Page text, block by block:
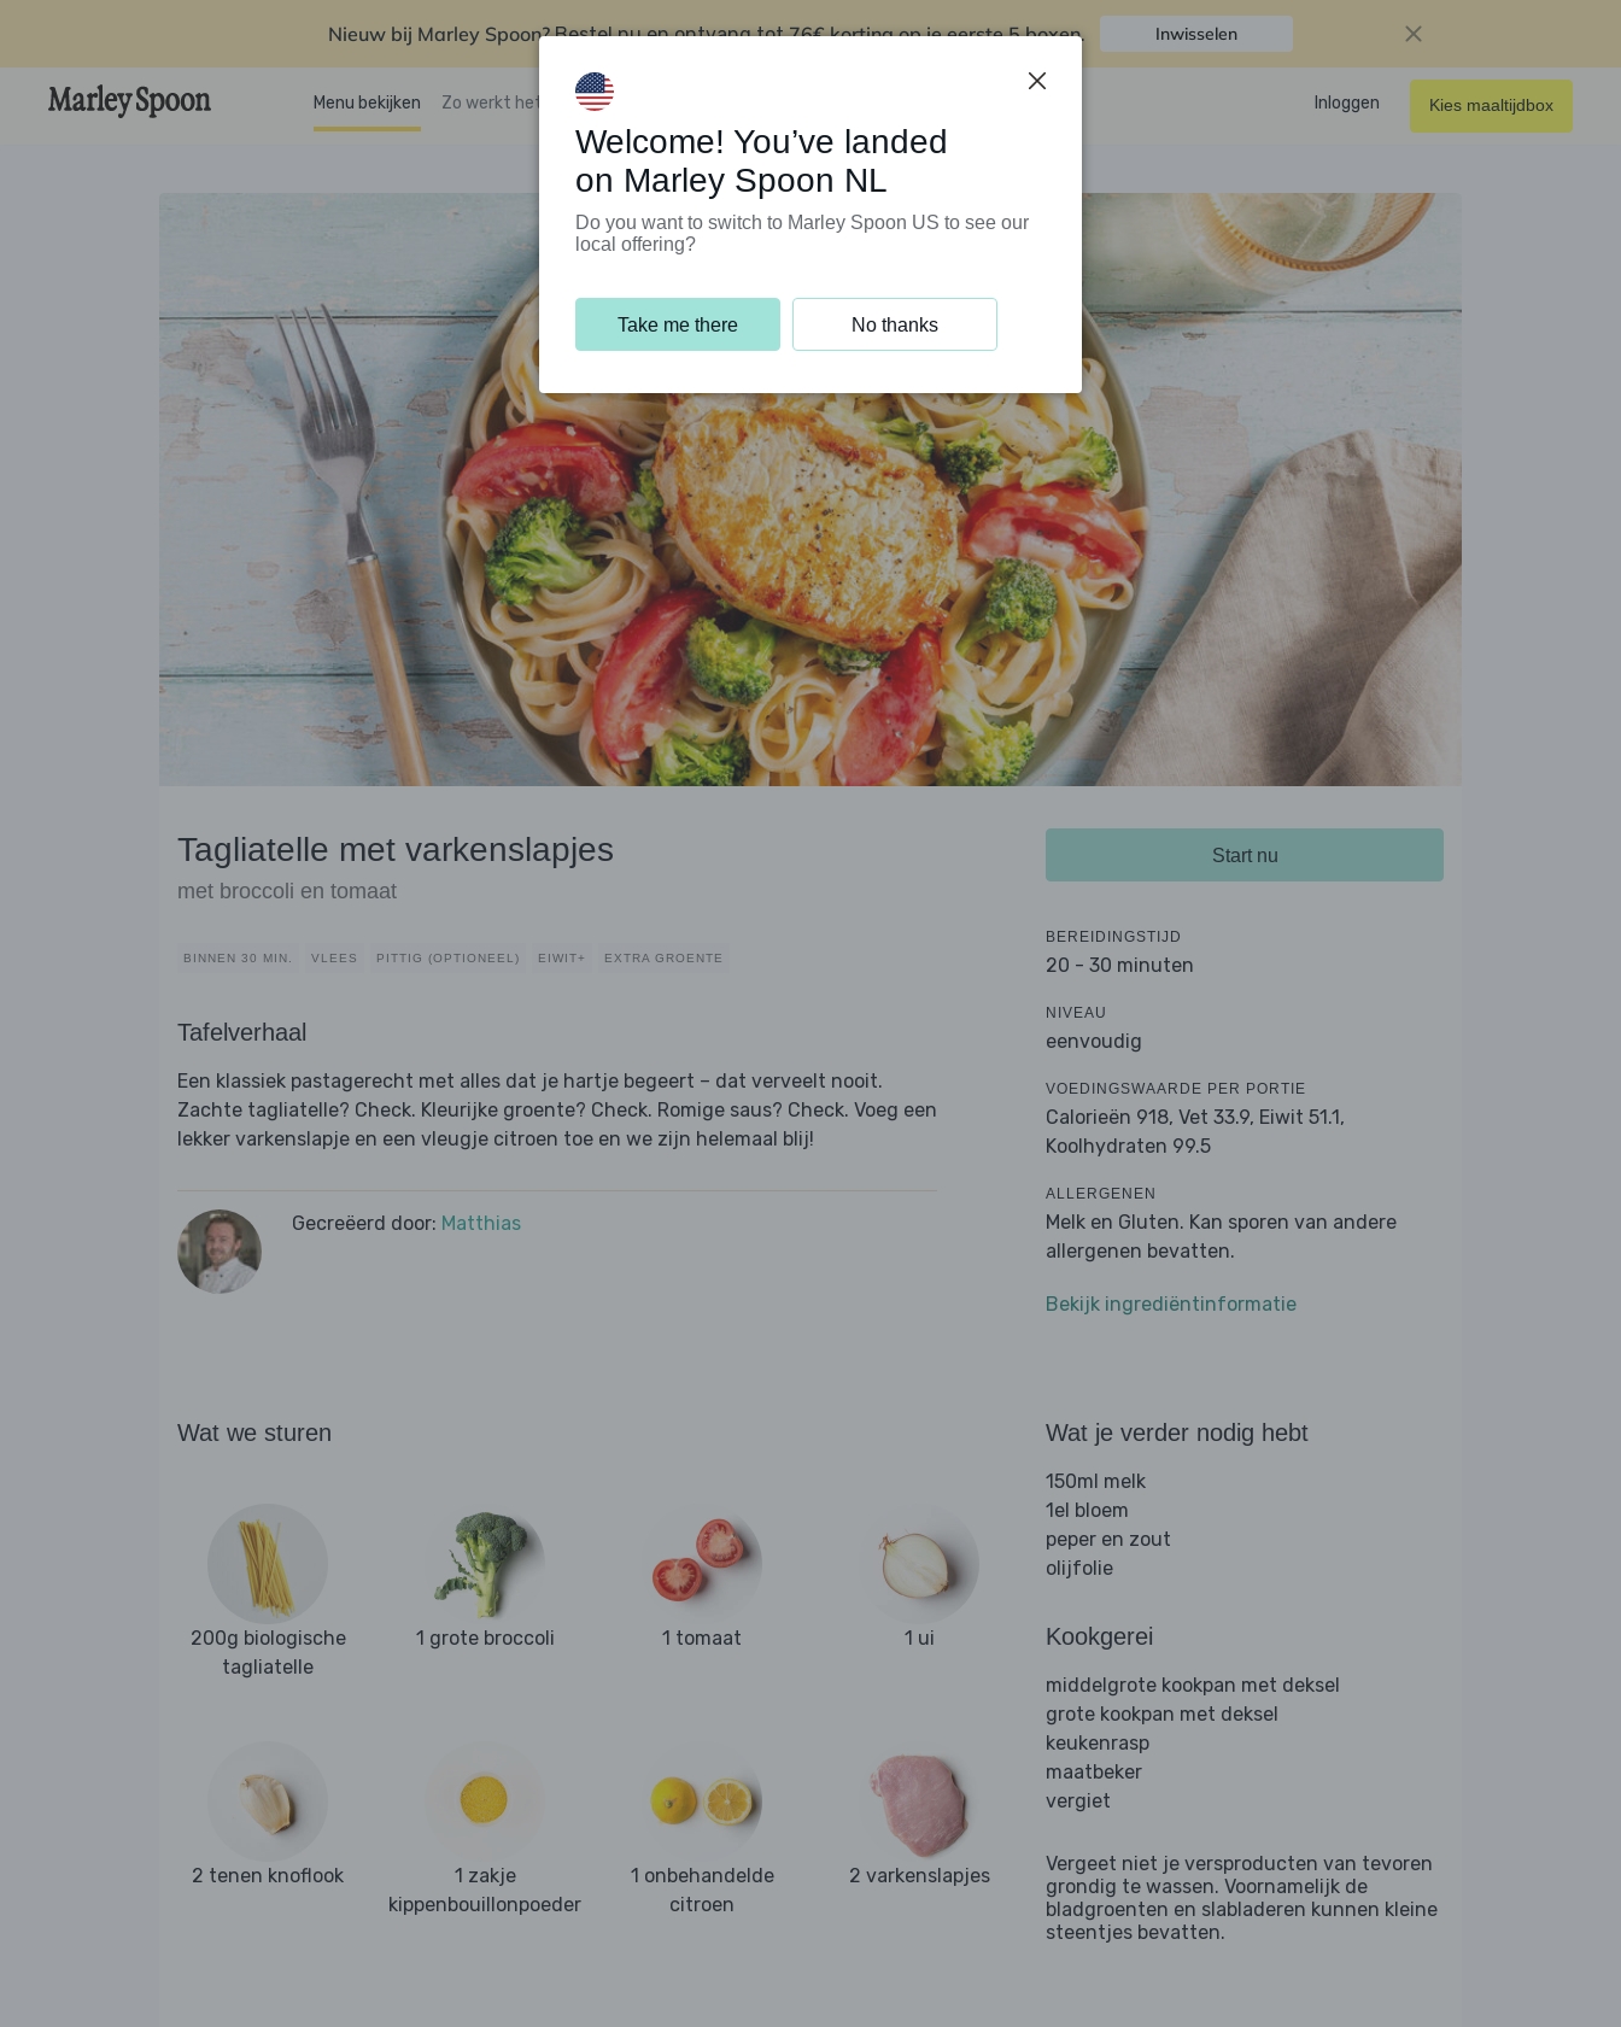
Nieuw bij Marley Spoon?Bestel nu en ontvang tot76€ korting op je eerste 5 boxen. Inwisselen
Menu bekijken Zo werkt het Klantenservice Inloggen Kies maaltijdbox
Tagliatelle met varkenslapjes
met broccoli en tomaat
BINNEN 30 MIN. VLEES PITTIG (OPTIONEEL) EIWIT+ EXTRA GROENTE
Tafelverhaal
Een klassiek pastagerecht met alles dat je hartje begeert – dat verveelt nooit.
Zachte tagliatelle? Check. Kleurijke groente? Check. Romige saus? Check. Voeg een
lekker varkenslapje en een vleugje citroen toe en we zijn helemaal blij!
Gecreëerd door: Matthias
Start nu
BEREIDINGSTIJD
20 - 30 minuten
NIVEAU
eenvoudig
VOEDINGSWAARDE PER PORTIE
Calorieën 918, Vet 33.9, Eiwit 51.1,
Koolhydraten 99.5
ALLERGENEN
Melk en Gluten. Kan sporen van andere
allergenen bevatten.
Bekijk ingrediëntinformatie
Wat we sturen
200g biologische
tagliatelle
1 grote broccoli 1 tomaat 1 ui
2 tenen knoflook
1 zakje
kippenbouillonpoeder
1 onbehandelde
citroen
2 varkenslapjes
Wat je verder nodig hebt
150ml melk
1el bloem
peper en zout
olijfolie
Kookgerei
middelgrote kookpan met deksel
grote kookpan met deksel
keukenrasp
maatbeker
vergiet
Vergeet niet je versproducten van tevoren
grondig te wassen. Voornamelijk de
bladgroenten en slabladeren kunnen kleine
steentjes bevatten.
Welcome! You’ve landed
on Marley Spoon NL
Do you want to switch to Marley Spoon US to see our
local offering?
Take me there No thanks